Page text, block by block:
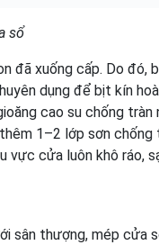
sổ
đã xuống cấp. Do đó,
dụng để bịt kín
cao su chống tràn
1–2 lớp sơn chống
vực cửa luôn khô ráo,
sân thượng, mép cửa